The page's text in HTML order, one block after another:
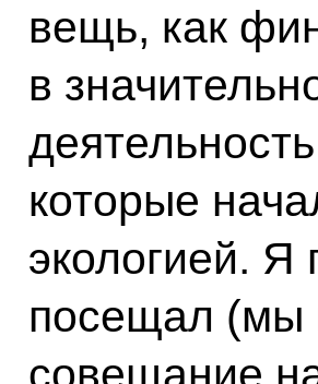
вещь, как
в
которые
экологией. Я
посещал (мы
совещание